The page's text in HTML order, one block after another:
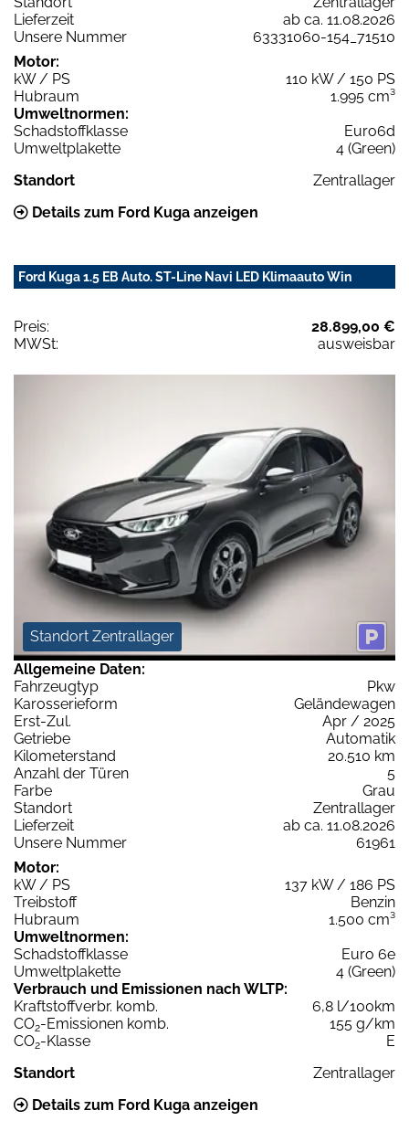
Lieferzeit
ab ca. 11.08.2026
Unsere Nummer
63331060-154_71510
Motor:
kW / PS
110 kW / 150 PS
Hubraum
1.995 cm³
Umweltnormen:
Schadstoffklasse
Euro6d
Umweltplakette
4 (Green)
Standort
Zentrallager
Details zum Ford Kuga anzeigen
Ford Kuga 1.5 EB Auto. ST-Line Navi LED Klimaauto Win
Preis:
28.899,00 €
MWSt:
ausweisbar
Standort Zentrallager
Allgemeine Daten:
Fahrzeugtyp
Pkw
Karosserieform
Geländewagen
Erst-Zul.
Apr / 2025
Getriebe
Automatik
Kilometerstand
20.510 km
Anzahl der Türen
5
Farbe
Grau
Standort
Zentrallager
Lieferzeit
ab ca. 11.08.2026
Unsere Nummer
61961
Motor:
kW / PS
137 kW / 186 PS
Treibstoff
Benzin
Hubraum
1.500 cm³
Umweltnormen:
Schadstoffklasse
Euro 6e
Umweltplakette
4 (Green)
Verbrauch und Emissionen nach WLTP:
Kraftstoffverbr. komb.
6,8 l/100km
CO2-Emissionen komb.
155 g/km
CO2-Klasse
E
Standort
Zentrallager
Details zum Ford Kuga anzeigen